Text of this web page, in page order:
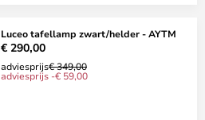
Luceo tafellamp zwart/helder - AYTM
€ 290,00
adviesprijs€ 349,00
adviesprijs -€ 59,00